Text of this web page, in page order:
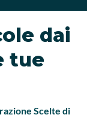
dai
tue
Scelte di